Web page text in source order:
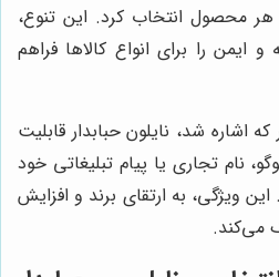
محصول انتخاب کرد. این تنوع،
و ایمن را برای انواع کالاها فراهم
که اشاره شد، نایلون حبابدار قابلیت
نام تجاری یا پیام تبلیغاتی خود
ویژگی، به ارتقای برند و افزایش
می‌کند.